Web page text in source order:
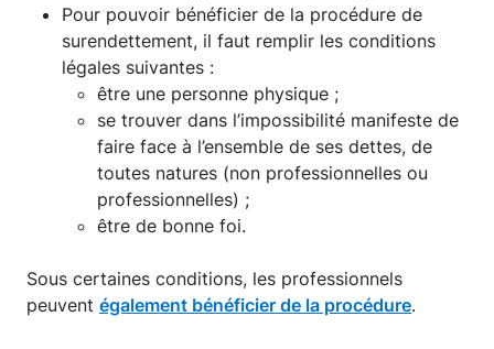
Pour pouvoir bénéficier de la procédure de
surendettement, il faut remplir les conditions
légales suivantes :
être une personne physique ;
se trouver dans l’impossibilité manifeste de
faire face à l’ensemble de ses dettes, de
toutes natures (non professionnelles ou
professionnelles) ;
être de bonne foi.
Sous certaines conditions, les professionnels
peuvent également bénéficier de la procédure.